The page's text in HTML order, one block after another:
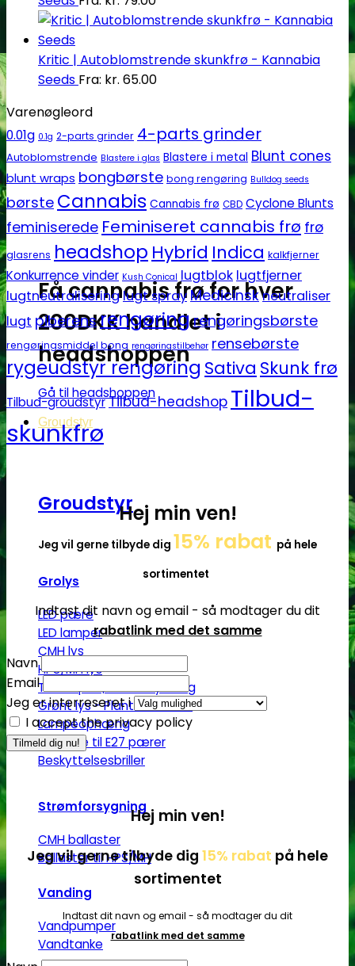
Få cannabis frø for hver
200DKK handlet i
headshoppen
Gå til headshoppen
Groudstyr
Groudstyr
Grolys
LED pære
LED lamper
CMH lys
HPS/MH lys
T5 lamper | Plantedyrkning
Grønt lys - Plante neutralt
Lampeophæng
Splittere til E27 pærer
Beskyttelsesbriller
Strømforsygning
CMH ballaster
Ballaster til HPS/MH
Vanding
Vandpumper
Vandtanke
Kritic | Autoblomstrende skunkfrø - Kannabia
Seeds Fra: kr. 65.00
Varenøgleord
0.01g 0.1g 2-parts grinder 4-parts grinder
Autoblomstrende Blastere i glas Blastere i metal Blunt cones
blunt wraps bongbørste bong rengøring Bulldog seeds
børste Cannabis Cannabis frø CBD Cyclone Blunts
feminiserede Feminiseret cannabis frø frø
glasrens headshop Hybrid Indica kalkfjerner
Konkurrence vinder Kush Conical lugtblok lugtfjerner
lugtneutralisering lugt sprayMedicinskneutraliser
lugt piberensrengøringrengøringsbørste
rengøringsmiddel bong rengøringstilbehør rensebørste
rygeudstyr rengøring Sativa Skunk frø
Tilbud-groudstyrTilbud-headshop Tilbud-
skunkfrø
Hej min ven!
Jeg vil gerne tilbyde dig 15% rabat på hele
sortimentet
Indtast dit navn og email - så modtager du dit
rabatlink med det samme
Navn
Email
Jeg er interreseret i
I accept the privacy policy
Hej min ven!
Jeg vil gerne tilbyde dig 15% rabat på hele
sortimentet
Indtast dit navn og email - så modtager du dit
rabatlink med det samme